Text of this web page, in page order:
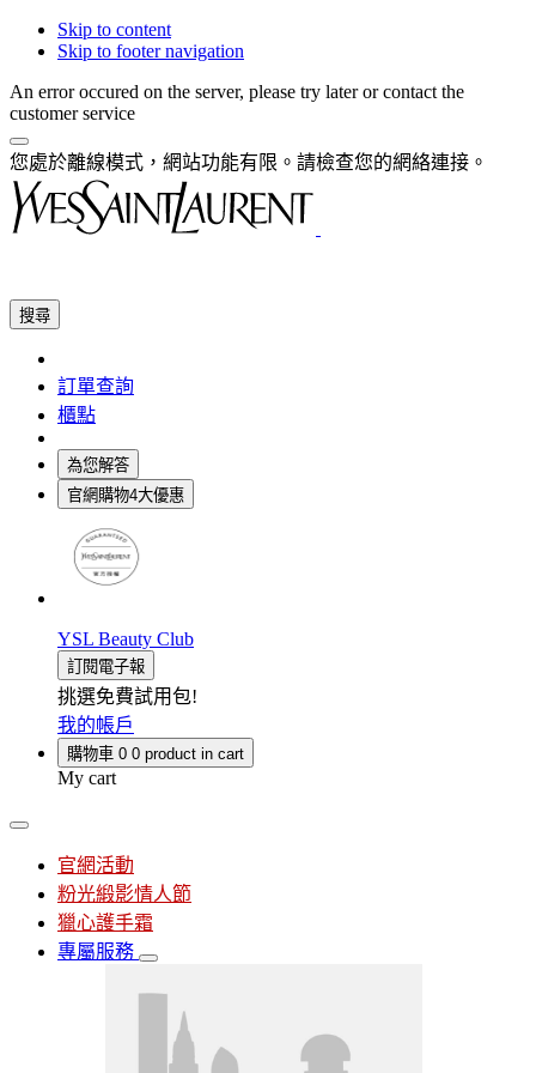
Skip to content
Skip to footer navigation
An error occured on the server, please try later or contact the
customer service
您處於離線模式，網站功能有限。請檢查您的網絡連接。
搜尋
訂單查詢
櫃點
為您解答
官網購物4大優惠
YSL Beauty Club
訂閱電子報
挑選免費試用包!
我的帳戶
購物車 0 0 product in cart
My cart
官網活動
粉光緞影情人節
獵心護手霜
專屬服務